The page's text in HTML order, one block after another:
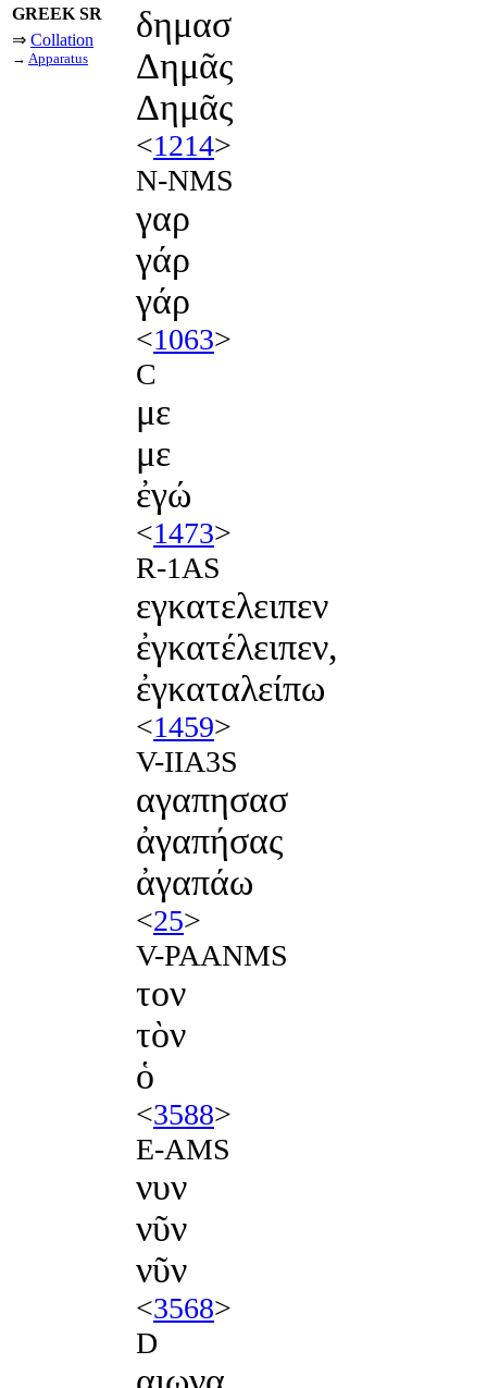
GREEK SR
⇒ Collation
→ Apparatus
δημασ
Δημᾶς
Δημᾶς
<1214>
N-NMS
γαρ
γάρ
γάρ
<1063>
C
με
με
ἐγώ
<1473>
R-1AS
εγκατελειπεν
ἐγκατέλειπεν,
ἐγκαταλείπω
<1459>
V-IIA3S
αγαπησασ
ἀγαπήσας
ἀγαπάω
<25>
V-PAANMS
τον
τὸν
ὁ
<3588>
E-AMS
νυν
νῦν
νῦν
<3568>
D